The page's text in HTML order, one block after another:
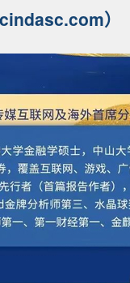
）